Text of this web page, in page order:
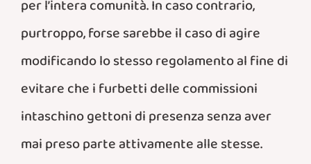
per l’intera comunità. In caso contrario,
purtroppo, forse sarebbe il caso di agire
modificando lo stesso regolamento al fine di
evitare che i furbetti delle commissioni
intaschino gettoni di presenza senza aver
mai preso parte attivamente alle stesse.